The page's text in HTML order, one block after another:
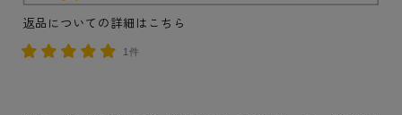
返品についての詳細はこちら
1件